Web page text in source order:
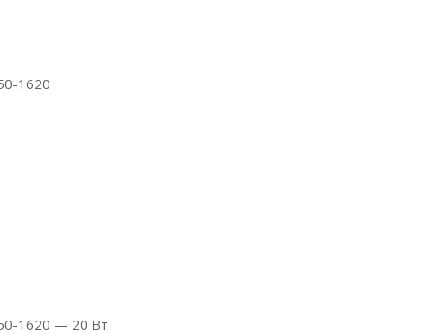
1620
1620 — 20 Вт